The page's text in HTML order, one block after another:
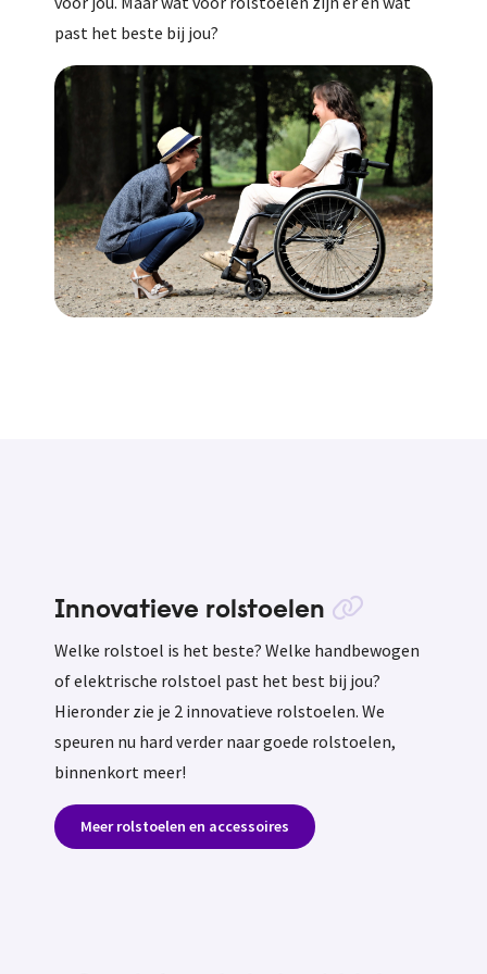
past het beste bij jou?
Innovatieve rolstoelen
Welke rolstoel is het beste? Welke handbewogen
of elektrische rolstoel past het best bij jou?
Hieronder zie je 2 innovatieve rolstoelen. We
speuren nu hard verder naar goede rolstoelen,
binnenkort meer!
Meer rolstoelen en accessoires